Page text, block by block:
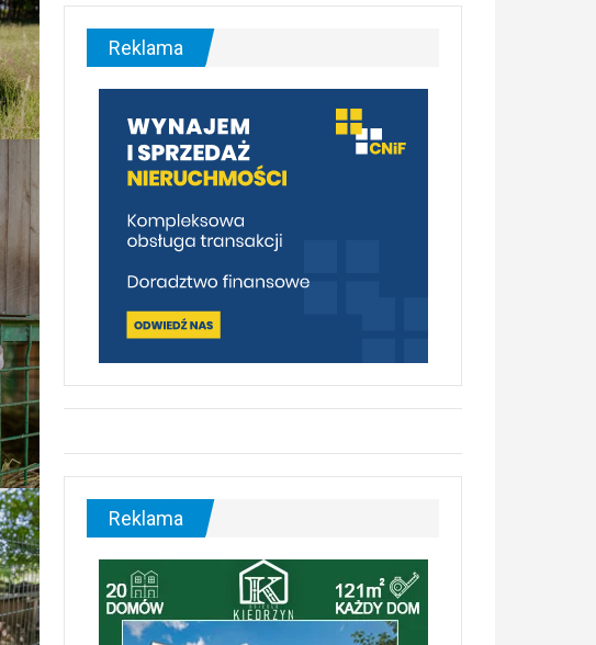
[fotorelacja]
Reklama
Reklama